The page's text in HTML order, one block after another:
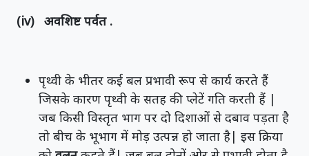
(iv) अवशिष्ट पर्वत .
पृथ्वी के भीतर कई बल प्रभावी रूप से कार्य करते हैं
जिसके कारण पृथ्वी के सतह की प्लेटें गति करती हैं |
जब किसी विस्तृत भाग पर दो दिशाओं से दबाव पड़ता है
तो बीच के भूभाग में मोड़ उत्पन्न हो जाता है| इस क्रिया